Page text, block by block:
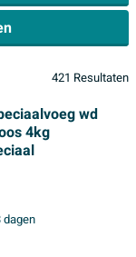
421 Resultaten
wd
4kg
dagen